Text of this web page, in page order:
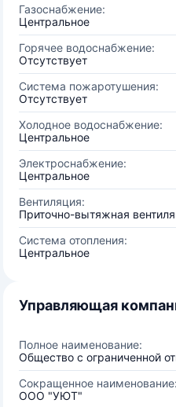
Газоснабжение:
Центральное
Горячее водоснабжение:
Отсутствует
Система пожаротушения:
Отсутствует
Холодное водоснабжение:
Центральное
Электроснабжение:
Центральное
Вентиляция:
Приточно-вытяжная
Система отопления:
Центральное
Управляющая
Полное наименование:
Общество с ограниченной
Сокращенное наименование:
ООО "УЮТ"